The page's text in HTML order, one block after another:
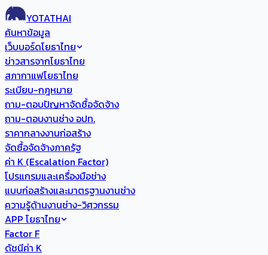
YOTATHAI
ค้นหาข้อมูล
เว็บบอร์ดโยธาไทย
ข่าวสารจากโยธาไทย
สภากาแฟโยธาไทย
ระเบียบ-กฎหมาย
ถาม-ตอบปัญหาจัดซื้อจัดจ้าง
ถาม-ตอบงานช่าง อปท.
ราคากลางงานก่อสร้าง
จัดซื้อจัดจ้างภาครัฐ
ค่า K (Escalation Factor)
โปรแกรมและเครื่องมือช่าง
แบบก่อสร้างและมาตรฐานงานช่าง
ความรู้ด้านงานช่าง-วิศวกรรม
APP โยธาไทย
Factor F
ดัชนีค่า K